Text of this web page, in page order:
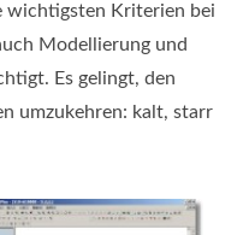
wichtigsten Kriterien bei
Modellierung und
Es gelingt, den
umzukehren: kalt, starr